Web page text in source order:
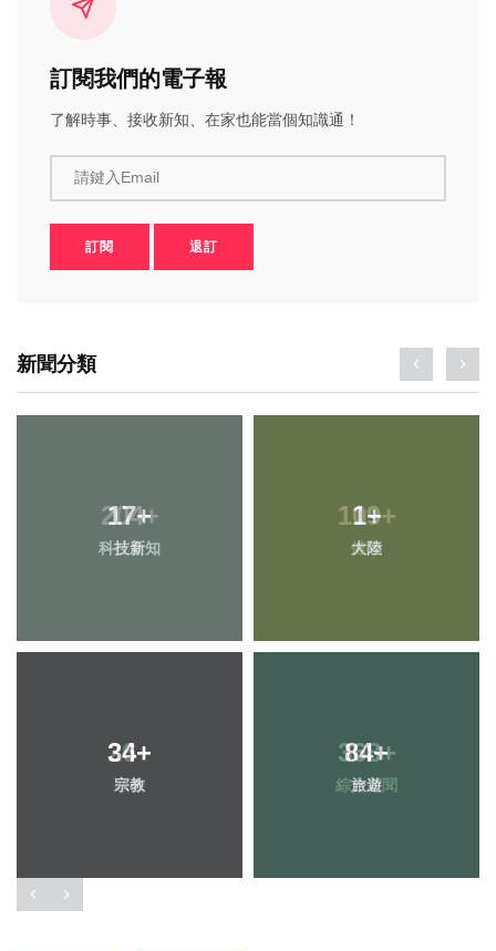
訂閱我們的電子報
了解時事、接收新知、在家也能當個知識通！
請鍵入Email
訂閱 退訂
新聞分類
17+
科技新知
1+
大陸
34+
宗教
84+
旅遊